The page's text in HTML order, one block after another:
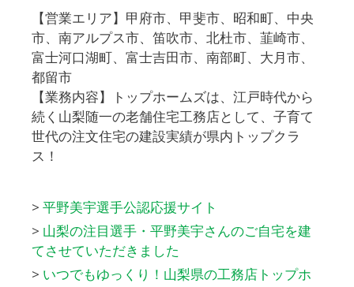
【営業エリア】甲府市、甲斐市、昭和町、中央
市、南アルプス市、笛吹市、北杜市、韮崎市、
富士河口湖町、富士吉田市、南部町、大月市、
都留市
【業務内容】トップホームズは、江戸時代から
続く山梨随一の老舗住宅工務店として、子育て
世代の注文住宅の建設実績が県内トップクラ
ス！
> 平野美宇選手公認応援サイト
> 山梨の注目選手・平野美宇さんのご自宅を建
てさせていただきました
> いつでもゆっくり！山梨県の工務店トップホ